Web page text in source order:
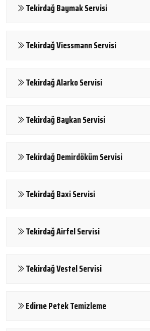
Tekirdağ Baymak Servisi
Tekirdağ Viessmann Servisi
Tekirdağ Alarko Servisi
Tekirdağ Baykan Servisi
Tekirdağ Demirdöküm Servisi
Tekirdağ Baxi Servisi
Tekirdağ Airfel Servisi
Tekirdağ Vestel Servisi
Edirne Petek Temizleme